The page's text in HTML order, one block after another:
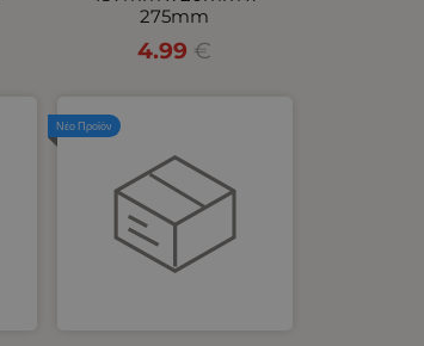
275mm
4.99 €
Νέο Προϊόν